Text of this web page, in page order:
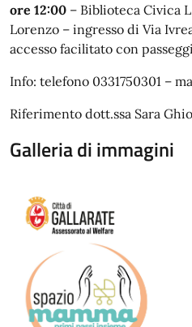
ore 12:00 – Biblioteca Civica
Lorenzo – ingresso di Via
accesso facilitato con
Info: telefono 0331750301 –
Riferimento dott.ssa Sara
Galleria di immagini